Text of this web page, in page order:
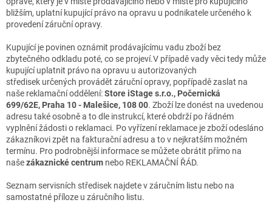
bližším, uplatní kupující právo na opravu u podnikatele určeného k
provedení záruční opravy.
Kupující je povinen oznámit prodávajícímu vadu zboží bez
zbytečného odkladu poté, co se projeví.V případě vady věci tedy může
kupující uplatnit právo na opravu u autorizovaných
středisek určených provádět záruční opravy, popřípadě zaslat na
naše reklamační oddělení:StoreiStage s.r.o., Počernická
699/62E, Praha 10 - Malešice, 108 00. Zboží lze donést na uvedenou
adresu také osobně a to dle instrukcí, které obdrží po řádném
vyplnění žádosti o reklamaci. Po vyřízení reklamace je zboží odesláno
zákazníkovi zpět na fakturační adresu a to v nejkratším možném
termínu. Pro podrobnější informace se můžete obrátit přímo na
našezákaznické centrum nebo REKLAMAČNÍ ŘÁD.
Seznam servisních středisek najdete v záručním listu nebo na
samostatné příloze u záručního listu.